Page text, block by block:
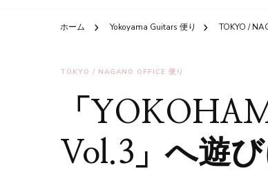
ホーム Yokoyama Guitars 便り TOKYO /
TOKYO / NAGANO OFFICE 便り
「
Vol.3」へ遊